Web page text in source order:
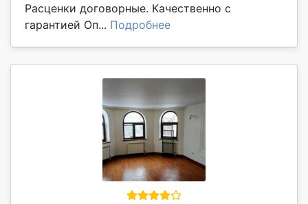
Расценки договорные. Качественно с
гарантией Оп... Подробнее